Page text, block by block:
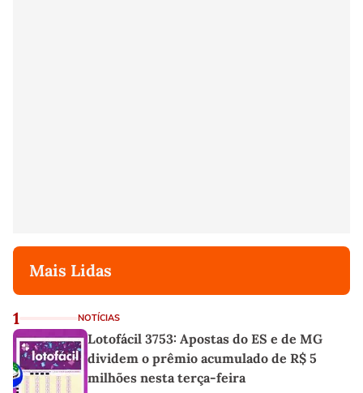
Mais Lidas
1 NOTÍCIAS
Lotofácil 3753: Apostas do ES e de MG
dividem o prêmio acumulado de R$ 5
milhões nesta terça-feira